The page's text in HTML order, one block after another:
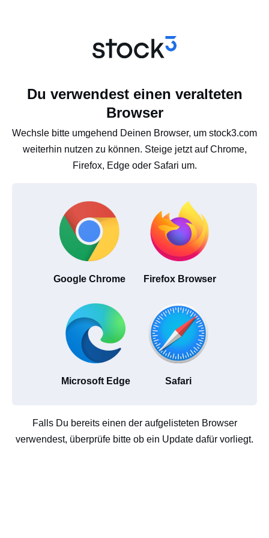
Du verwendest einen veralteten
Browser
Wechsle bitte umgehend Deinen Browser, um stock3.com
weiterhin nutzen zu können. Steige jetzt auf Chrome,
Firefox, Edge oder Safari um.
Google Chrome Firefox Browser
Microsoft Edge Safari
Falls Du bereits einen der aufgelisteten Browser
verwendest, überprüfe bitte ob ein Update dafür vorliegt.